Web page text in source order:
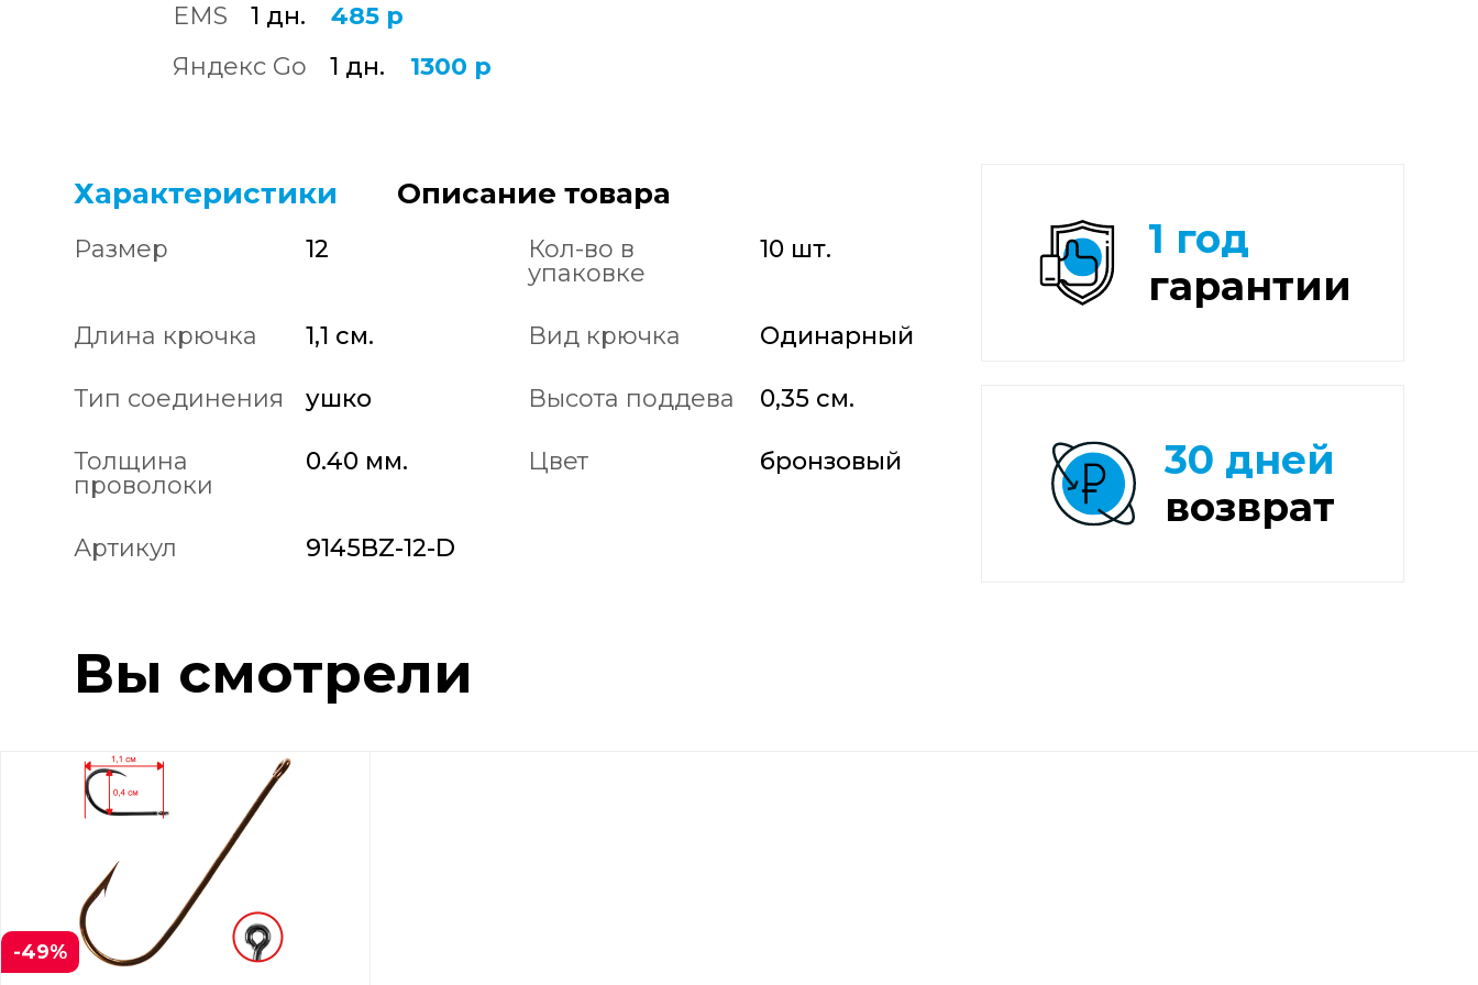
EMS
1 дн.
485 р
Яндекс Go
1 дн. 1300 р
Характеристики Описание товара
Размер 12
Кол-во в
упаковке
10 шт.
Длина крючка 1,1 см. Вид крючка Одинарный
Тип соединения ушко Высота поддева 0,35 см.
Толщина
проволоки
0.40 мм. Цвет бронзовый
Артикул 9145BZ-12-D
1 год
гарантии
30 дней
возврат
Вы смотрели
-49%